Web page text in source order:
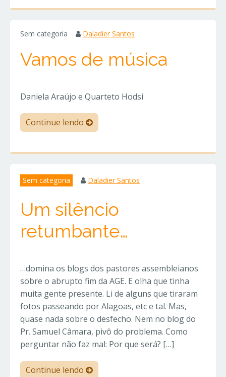
Sem categoria Daladier Santos
Vamos de música
Daniela Araújo e Quarteto Hodsi
Continue lendo
Sem categoria Daladier Santos
Um silêncio
retumbante…
…domina os blogs dos pastores assembleianos
sobre o abrupto fim da AGE. E olha que tinha
muita gente presente. Li de alguns que tiraram
fotos passeando por Alagoas, etc e tal. Mas,
quase nada sobre o desfecho. Nem no blog do
Pr. Samuel Câmara, pivô do problema. Como
perguntar não faz mal: Por que será? […]
Continue lendo